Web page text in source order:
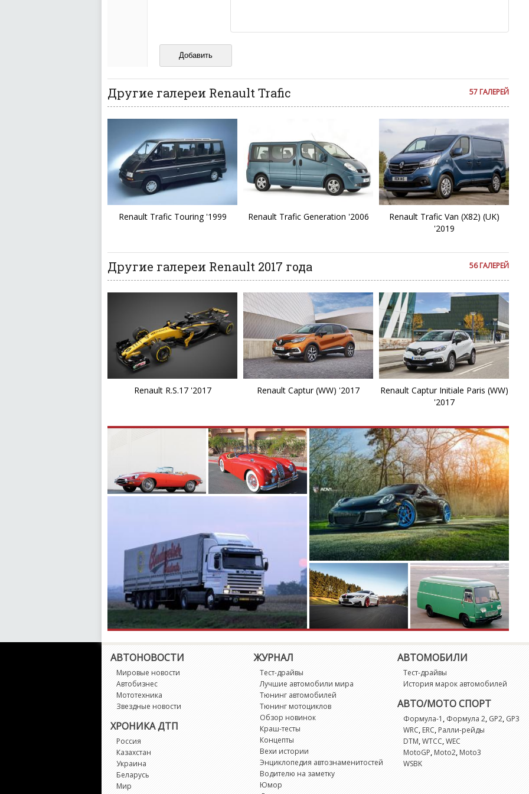
Не размещайте рекламу!
И запаситесь терпением, все комментарии публикуются только после модерации, поэтому
ваш отзыв может появиться на сайте с некоторым опозданием.
57 ГАЛЕРЕЙ
Другие галереи Renault Trafic
Renault Trafic Touring '1999 Renault Trafic Generation '2006
Renault Trafic Van (X82) (UK)
'2019
56 ГАЛЕРЕЙ
Другие галереи Renault 2017 года
Renault R.S.17 '2017 Renault Captur (WW) '2017
Renault Captur Initiale Paris (WW)
'2017
АВТОНОВОСТИ
Мировые новости
Автобизнес
Мототехника
Звездные новости
ХРОНИКА ДТП
Россия
Казахстан
Украина
Беларусь
Мир
ЖУРНАЛ
Тест-драйвы
Лучшие автомобили мира
Тюнинг автомобилей
Тюнинг мотоциклов
Обзор новинок
Краш-тесты
Концепты
Вехи истории
Энциклопедия автознаменитостей
Водителю на заметку
Юмор
АВТОМОБИЛИ
Тест-драйвы
История марок автомобилей
АВТО/МОТО СПОРТ
Формула-1 , Формула 2, GP2, GP3
WRC,ERC,Ралли-рейды
DTM,WTCC,WEC
MotoGP,Moto2,Moto3
WSBK